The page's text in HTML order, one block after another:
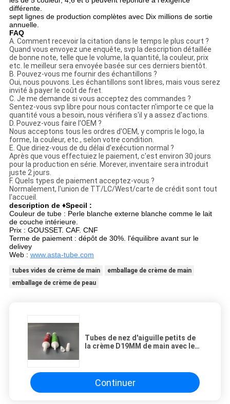
différente.
sept lignes de production complètes avec Dix millions de sortie
annuelle.
FAQ
A. Comment recevoir la citation dans le temps le plus court ?
Quand vous envoyez une enquête, svp la description détaillée
de bonne note, telle que le volume, la quantité, la couleur, prix
etc. le meilleur sera envoyée basée sur ces derniers bientôt.
B. Pouvez-vous me fournir des échantillons ?
Oui, nous pouvons. Les échantillons sont libres, mais vous serez
invité à payer le coût de fret.
C. Je me demande si vous acceptez des commandes ?
Sentez-vous svp libre pour nous contacter n'importe ce que la
quantité vous a besoin, nous vérifiera s'il y a assez d'actions.
D. Pouvez-vous faire l'OEM ?
Nous acceptons tous les ordres d'OEM, y compris le logo, la
forme, la couleur, etc., selon votre condition.
E. Que diriez-vous de du délai d'exécution normal ?
Après que vous effectuiez le paiement, c'est environ 30 jours
pour la production en série. Morever, inventaire sera introduit
juste 2 jours.
F. Quels types de paiement acceptez-vous ?
Normalement, l'union de TT/LC/West/carte de crédit sont tout
l'accueil.
description de ♦Specil :
Couleur de tube : Perle blanche externe blanche comme le lait
de couche intérieure.
Prix : GOUSSET. CAF. CNF
Terme de paiement : dépôt de 30%. l'équilibre avant sur le
delivey
Web : www.asta-tube.com
tubes vides de crème de main
emballage de crème de main
emballage de crème de peau
Tubes de nez d'aiguille petits de
la crème D19MM de main avec le
Continuer